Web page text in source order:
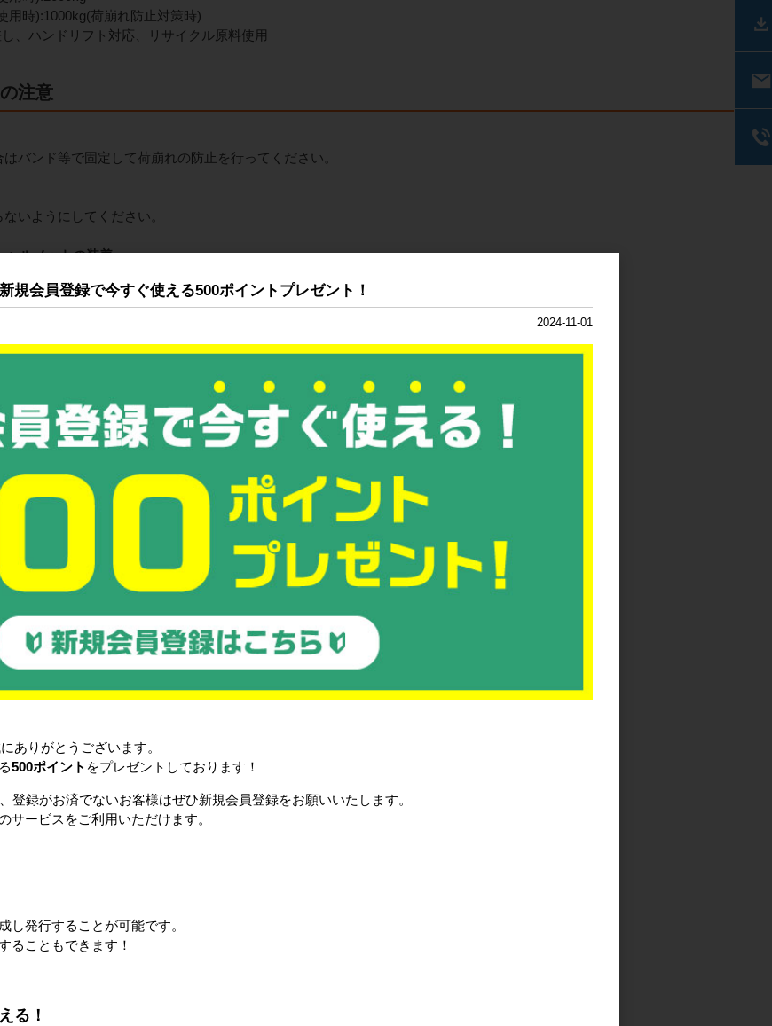
用時):1000kg(荷崩れ防止対策時)
、ハンドリフト対応、リサイクル原料使用
注意
バンド等で固定して荷崩れの防止を行ってください。
いようにしてください。
ヘルメットの装着」
使用しないで下さい。パレットの耐久性が著しく低下します。
使用時」
トを持ち上げる場合は、パレットの下に人が入らないようにしてください。
用上の注意をポスターにしております。
ところへ掲示していただき、事故防止へお役立てください。
files.bcart.jp/butsuryu-test/uploads/itemimg/5493447108/palet.pdf
規会員登録で今すぐ使える500ポイントプレゼント！
2024-11-01
ありがとうございます。
500ポイント をプレゼントしております！
登録がお済でないお客様はぜひ新規会員登録をお願いいたします。
サービスをご利用いただけます。
し発行することが可能です。
ることもできます！
る！